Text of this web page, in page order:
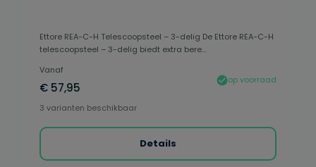
Ettore REA-C-H Telescoopsteel – 3-delig De Ettore REA-C-H
telescoopsteel – 3-delig biedt extra bere...
Vanaf
€ 57,95
op voorraad
3 varianten beschikbaar
Details